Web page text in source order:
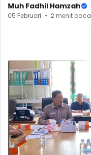
Muh Fadhil Hamzah
05 Februari 2 menit baca